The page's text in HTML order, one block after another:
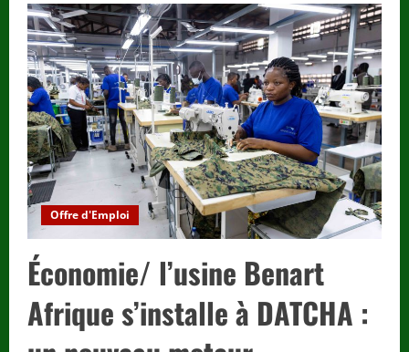
la
mort
du
pape
François,
un
Africain
bientôt
à
la
tête
de
l’Église
catholique
?
Offre d'Emploi
Économie/ l’usine Benart
Afrique s’installe à DATCHA :